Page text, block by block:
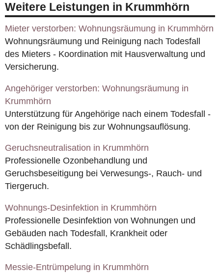
Weitere Leistungen in Krummhörn
Mieter verstorben: Wohnungsräumung in Krummhörn
Wohnungsräumung und Reinigung nach Todesfall
des Mieters - Koordination mit Hausverwaltung und
Versicherung.
Angehöriger verstorben: Wohnungsräumung in
Krummhörn
Unterstützung für Angehörige nach einem Todesfall -
von der Reinigung bis zur Wohnungsauflösung.
Geruchsneutralisation in Krummhörn
Professionelle Ozonbehandlung und
Geruchsbeseitigung bei Verwesungs-, Rauch- und
Tiergeruch.
Wohnungs-Desinfektion in Krummhörn
Professionelle Desinfektion von Wohnungen und
Gebäuden nach Todesfall, Krankheit oder
Schädlingsbefall.
Messie-Entrümpelung in Krummhörn